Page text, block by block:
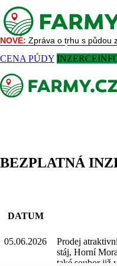
NAŠE SLUŽBY
NOVÉ: Zpráva o trhu s půdou
CENA PŮDY INZERCE
NOVÉ: Zpráva o trhu s půdou
BEZPLATNÁ
DATUM
05.06.2026
Prodej
stáj, Horní
také soubor již